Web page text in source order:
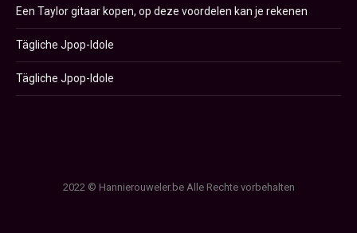
Een Taylor gitaar kopen, op deze voordelen kan je rekenen
Tägliche Jpop-Idole
Tägliche Jpop-Idole
2022 © Hannierouweler.be Alle Rechte vorbehalten